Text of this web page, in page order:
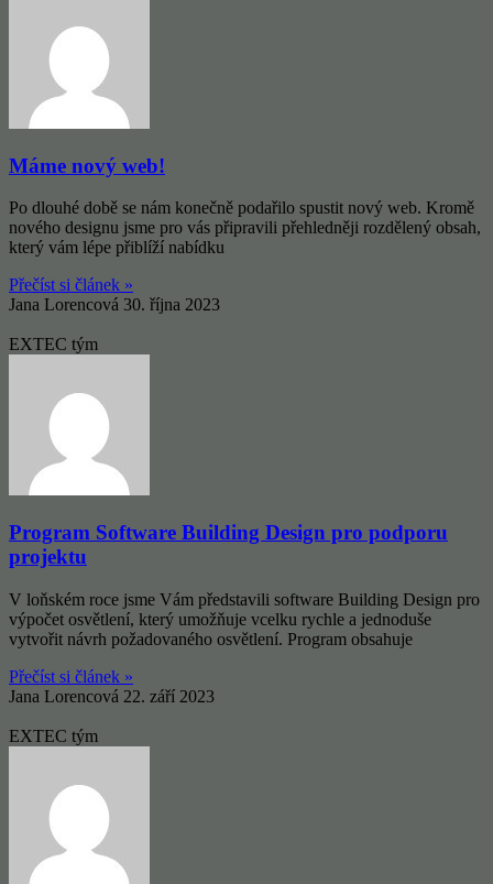
Máme nový web!
Po dlouhé době se nám konečně podařilo spustit nový web. Kromě
nového designu jsme pro vás připravili přehledněji rozdělený obsah,
který vám lépe přiblíží nabídku
Přečíst si článek »
Jana Lorencová 30. října 2023
EXTEC tým
Program Software Building Design pro podporu
projektu
V loňském roce jsme Vám představili software Building Design pro
výpočet osvětlení, který umožňuje vcelku rychle a jednoduše
vytvořit návrh požadovaného osvětlení. Program obsahuje
Přečíst si článek »
Jana Lorencová 22. září 2023
EXTEC tým